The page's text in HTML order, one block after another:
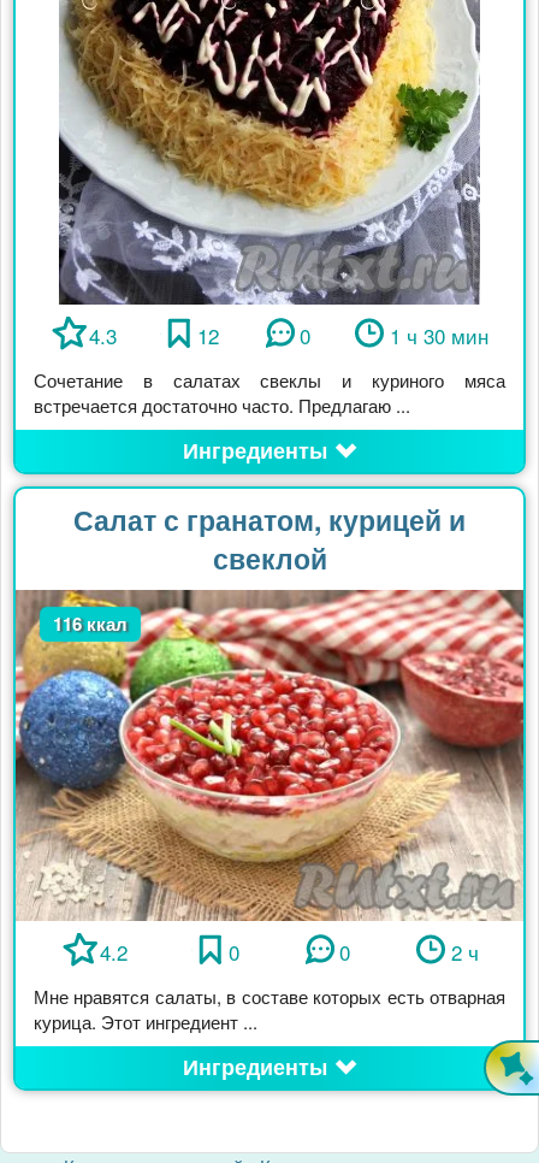
4.3 12 0 1 ч 30 мин
Сочетание в салатах свеклы и куриного мяса
встречается достаточно часто. Предлагаю ...
Ингредиенты
Салат с гранатом, курицей и
свеклой
116 ккал
4.2 0 0 2 ч
Мне нравятся салаты, в составе которых есть отварная
курица. Этот ингредиент ...
Ингредиенты